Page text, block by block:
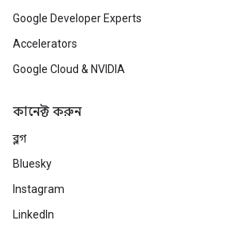
Google Developer Experts
Accelerators
Google Cloud & NVIDIA
কানেক্ট করুন
ব্লগ
Bluesky
Instagram
LinkedIn